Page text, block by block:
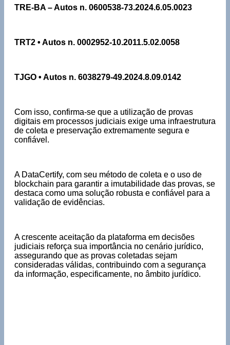
TRE-BA – Autos n. 0600538-73.2024.6.05.0023
TRT2 • Autos n. 0002952-10.2011.5.02.0058
TJGO • Autos n. 6038279-49.2024.8.09.0142
Com isso, confirma-se que a utilização de provas
digitais em processos judiciais exige uma infraestrutura
de coleta e preservação extremamente segura e
confiável.
A DataCertify, com seu método de coleta e o uso de
blockchain para garantir a imutabilidade das provas, se
destaca como uma solução robusta e confiável para a
validação de evidências.
A crescente aceitação da plataforma em decisões
judiciais reforça sua importância no cenário jurídico,
assegurando que as provas coletadas sejam
consideradas válidas, contribuindo com a segurança
da informação, especificamente, no âmbito jurídico.